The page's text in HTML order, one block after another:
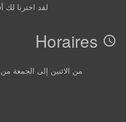
لقد اخترنا
access_time
من الاثنين إلى الجمعة من الساعة 9 صباحًا